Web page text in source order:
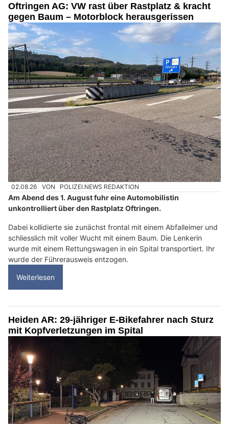
Oftringen AG: VW rast über Rastplatz & kracht
gegen Baum – Motorblock herausgerissen
02.08.26 VON POLIZEI.NEWS REDAKTION
Am Abend des 1. August fuhr eine Automobilistin
unkontrolliert über den Rastplatz Oftringen.
Dabei kollidierte sie zunächst frontal mit einem Abfalleimer und
schliesslich mit voller Wucht mit einem Baum. Die Lenkerin
wurde mit einem Rettungswagen in ein Spital transportiert. Ihr
wurde der Führerausweis entzogen.
Weiterlesen
Heiden AR: 29-jähriger E-Bikefahrer nach Sturz
mit Kopfverletzungen im Spital